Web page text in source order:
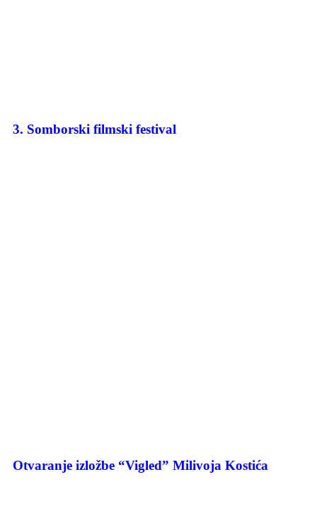
3. Somborski filmski festival
Otvaranje izložbe “Vigled” Milivoja Kostića